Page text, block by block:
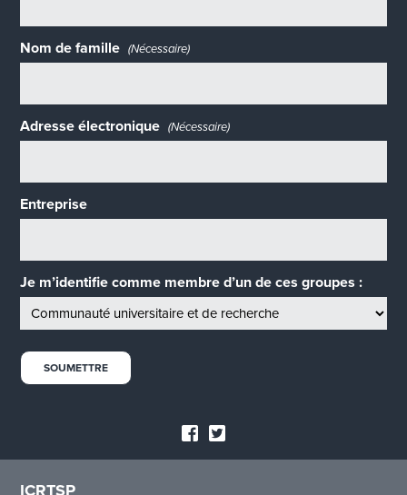
Nom de famille (Nécessaire)
Adresse électronique (Nécessaire)
Entreprise
Je m’identifie comme membre d’un de ces groupes :
ICRTSP